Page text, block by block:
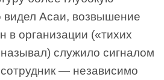
видел Асаи, возвышение
организации («тихих
называл) служило сигналом
— независимо